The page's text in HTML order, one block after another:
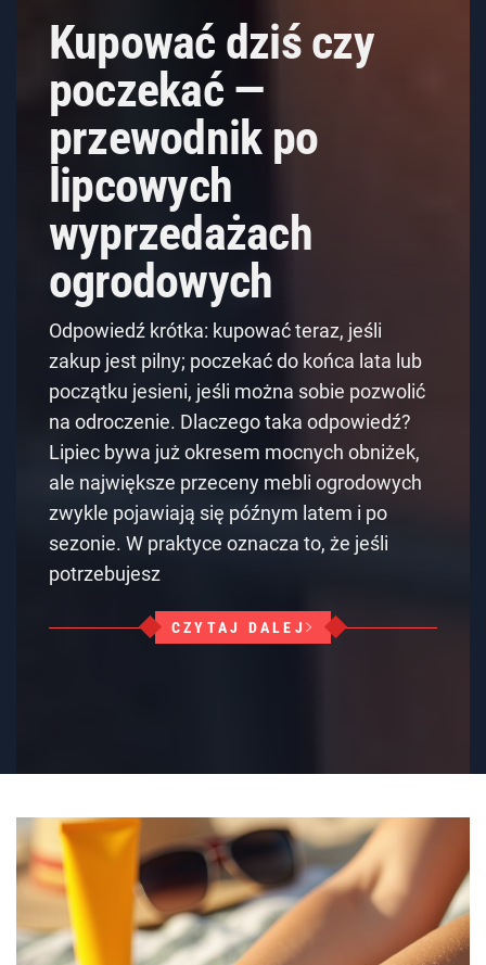
Kupować dziś czy
poczekać —
przewodnik po
lipcowych
wyprzedażach
ogrodowych
Odpowiedź krótka: kupować teraz, jeśli
zakup jest pilny; poczekać do końca lata lub
początku jesieni, jeśli można sobie pozwolić
na odroczenie. Dlaczego taka odpowiedź?
Lipiec bywa już okresem mocnych obniżek,
ale największe przeceny mebli ogrodowych
zwykle pojawiają się późnym latem i po
sezonie. W praktyce oznacza to, że jeśli
potrzebujesz
CZYTAJ DALEJ